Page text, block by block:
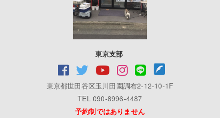
東京支部
東京都世田谷区玉川田園調布2-12-10-1F
TEL 090-8996-4487
予約制ではありません